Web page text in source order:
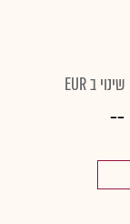
שינוי ב EUR
--